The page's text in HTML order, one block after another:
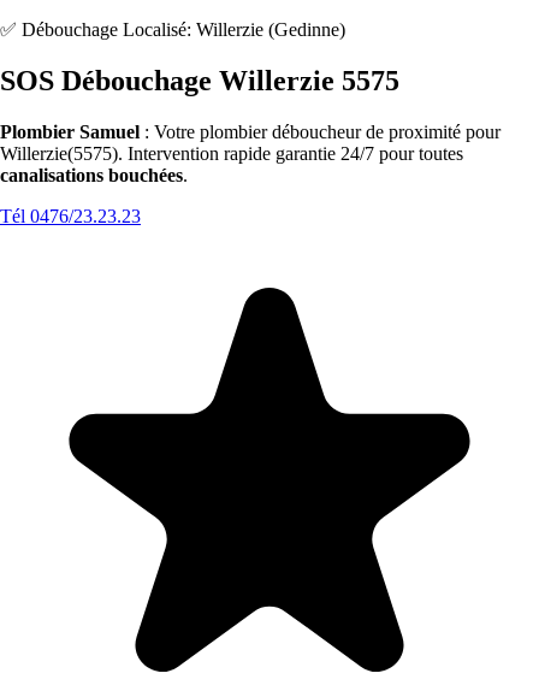
✅ Débouchage Localisé: Willerzie (Gedinne)
SOS Débouchage Willerzie 5575
Plombier Samuel : Votre plombier déboucheur de proximité pour
Willerzie(5575). Intervention rapide garantie 24/7 pour toutes
canalisations bouchées.
Tél 0476/23.23.23